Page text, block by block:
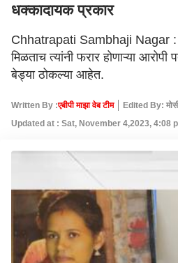
धक्कादायक प्रकार
Chhatrapati Sambhaji Nagar :
मिळताच त्यांनी फरार होणाऱ्या
बेड्या ठोकल्या आहेत.
Written By :एबीपी माझा वेब टीम
Edited By:
Updated at : Sat, November 4,2023, 4:08